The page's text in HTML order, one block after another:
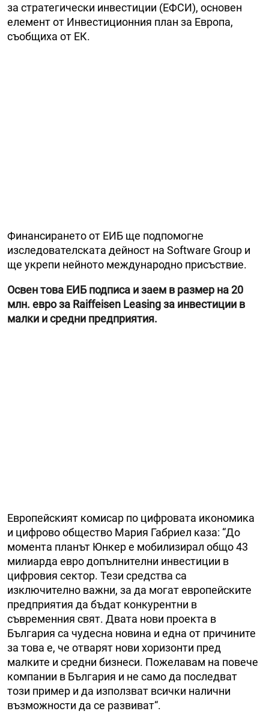
за стратегически инвестиции (ЕФСИ), основен
елемент от Инвестиционния план за Европа,
съобщиха от ЕК.
Финансирането от ЕИБ ще подпомогне
изследователската дейност на Software Group и
ще укрепи нейното международно присъствие.
Освен това ЕИБ подписа и заем в размер на 20
млн. евро за Raiffeisen Leasing за инвестиции в
малки и средни предприятия.
Европейският комисар по цифровата икономика
и цифрово общество Мария Габриел каза: “До
момента планът Юнкер е мобилизирал общо 43
милиарда евро допълнителни инвестиции в
цифровия сектор. Тези средства са
изключително важни, за да могат европейските
предприятия да бъдат конкурентни в
съвременния свят. Двата нови проекта в
България са чудесна новина и една от причините
за това е, че отварят нови хоризонти пред
малките и средни бизнеси. Пожелавам на повече
компании в България и не само да последват
този пример и да използват всички налични
възможности да се развиват“.